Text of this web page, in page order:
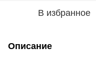
В избранное
Описание